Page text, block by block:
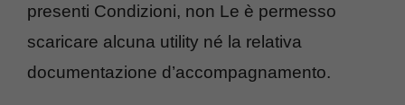
presenti Condizioni, non Le è permesso
scaricare alcuna utility né la relativa
documentazione d’accompagnamento.